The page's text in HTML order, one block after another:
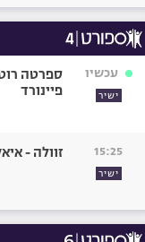
עכשיו
ישיר
ספרטה
פיינורד
15:25
ישיר
זוולה -